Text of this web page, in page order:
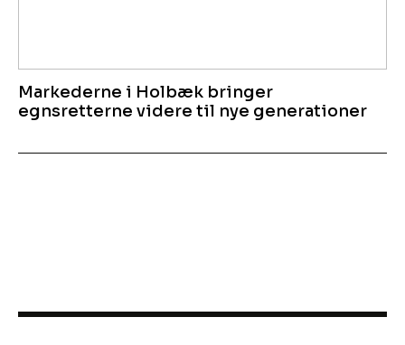
Markederne i Holbæk bringer
egnsretterne videre til nye generationer